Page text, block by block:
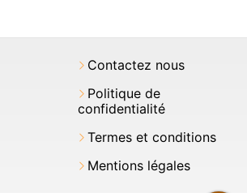
Contactez nous
Politique de
confidentialité
Termes et conditions
Mentions légales